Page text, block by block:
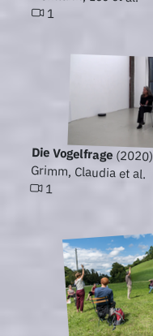
1
Die Vogelfrage(2020)
Grimm, Claudia et al.
1